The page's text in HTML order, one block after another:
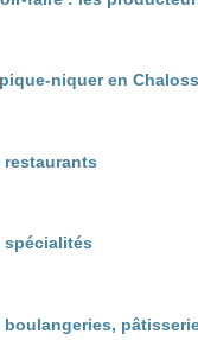
niquer en
restaurants
spécialités
boulangeries,
du Sala, 40380